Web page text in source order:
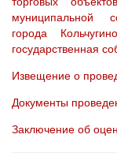
муниципальной
города
государственная
Извещение о
Документы
Заключение об